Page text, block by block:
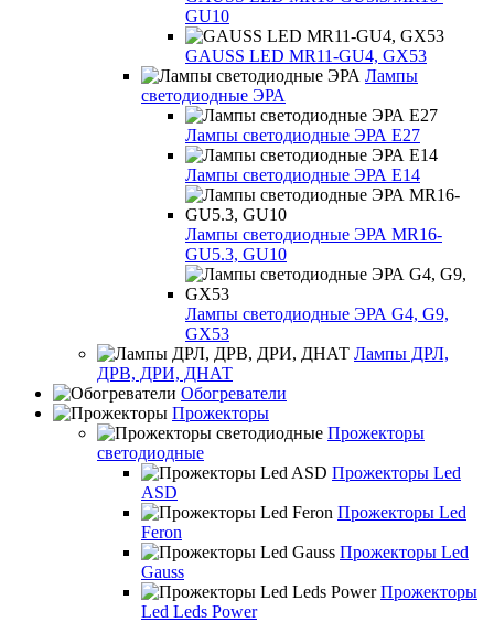
GU10
GAUSS LED MR11-GU4, GX53
Лампы
светодиодные ЭРА
Лампы светодиодные ЭРА Е27
Лампы светодиодные ЭРА Е14
Лампы светодиодные ЭРА MR16-
GU5.3, GU10
Лампы светодиодные ЭРА G4, G9,
GX53
Лампы ДРЛ,
ДРВ, ДРИ, ДНАТ
Обогреватели
Прожекторы
Прожекторы
светодиодные
Прожекторы Led
ASD
Прожекторы Led
Feron
Прожекторы Led
Gauss
Прожекторы
Led Leds Power